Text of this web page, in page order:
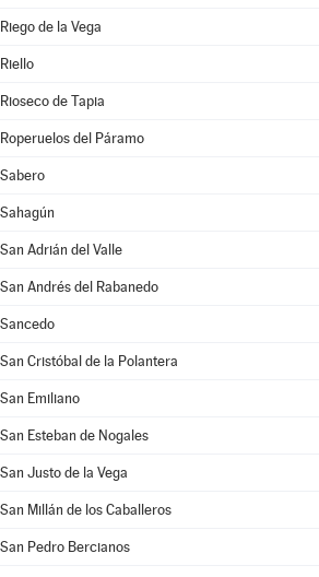
Riego de la Vega
Riello
Rioseco de Tapia
Roperuelos del Páramo
Sabero
Sahagún
San Adrián del Valle
San Andrés del Rabanedo
Sancedo
San Cristóbal de la Polantera
San Emiliano
San Esteban de Nogales
San Justo de la Vega
San Millán de los Caballeros
San Pedro Bercianos